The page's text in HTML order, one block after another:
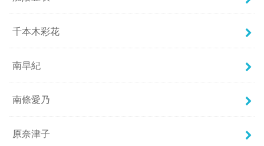
千本木彩花
南早紀
南條愛乃
原奈津子